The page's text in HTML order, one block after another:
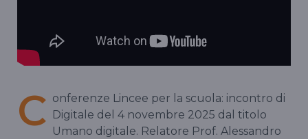
C onferenze Lincee per la scuola: incontro di
Digitale del 4 novembre 2025 dal titolo
Umano digitale. Relatore Prof. Alessandro